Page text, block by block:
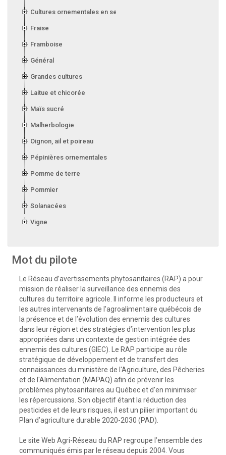
Cultures ornementales en serre
Fraise
Framboise
Général
Grandes cultures
Laitue et chicorée
Maïs sucré
Malherbologie
Oignon, ail et poireau
Pépinières ornementales
Pomme de terre
Pommier
Solanacées
Vigne
Mot du pilote
Le Réseau d’avertissements phytosanitaires (RAP) a pour
mission de réaliser la surveillance des ennemis des
cultures du territoire agricole. Il informe les producteurs et
les autres intervenants de l’agroalimentaire québécois de
la présence et de l’évolution des ennemis des cultures
dans leur région et des stratégies d’intervention les plus
appropriées dans un contexte de gestion intégrée des
ennemis des cultures (GIEC). Le RAP participe au rôle
stratégique de développement et de transfert des
connaissances du ministère de l'Agriculture, des Pêcheries
et de l'Alimentation (MAPAQ) afin de prévenir les
problèmes phytosanitaires au Québec et d’en minimiser
les répercussions. Son objectif étant la réduction des
pesticides et de leurs risques, il est un pilier important du
Plan d’agriculture durable 2020-2030 (PAD).
Le site Web Agri-Réseau du RAP regroupe l’ensemble des
communiqués émis par le réseau depuis 2004. Vous